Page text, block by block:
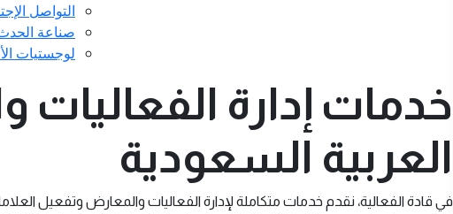
التواصل
صناعة
لوجستيات
خدمات إدارة
العربية السعودية
في قادة الفعالية، نقدم خدمات متكاملة لإدارة الفعاليات والمعارض وتفعيل